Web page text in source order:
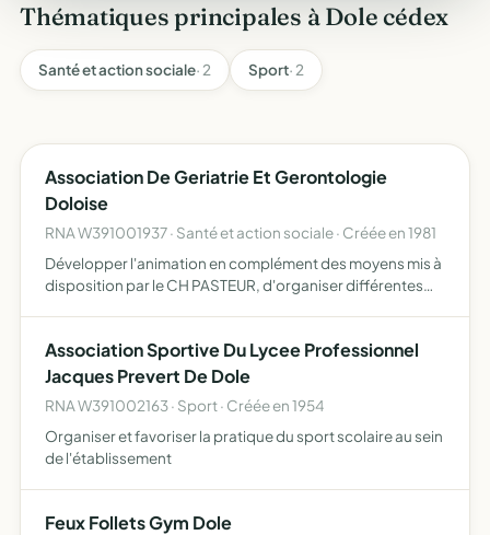
Thématiques principales à Dole cédex
Santé et action sociale· 2 Sport· 2
Association De Geriatrie Et Gerontologie
Doloise
RNA W391001937 · Santé et action sociale · Créée en 1981
Développer l'animation en complément des moyens mis à
disposition par le CH PASTEUR, d'organiser différentes
Association Sportive Du Lycee Professionnel
Jacques Prevert De Dole
RNA W391002163 · Sport · Créée en 1954
Organiser et favoriser la pratique du sport scolaire au sein
de l'établissement
Feux Follets Gym Dole